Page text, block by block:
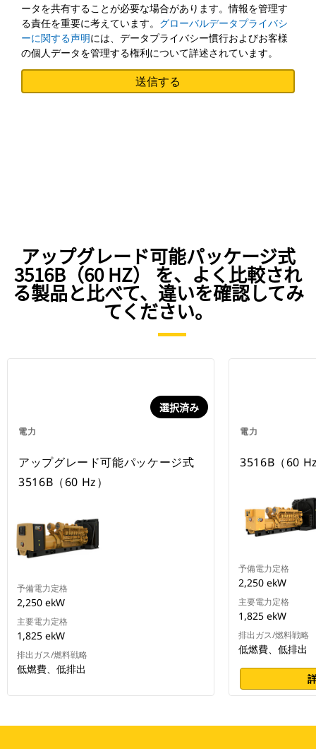
ータを共有することが必要な場合があります。情報を管理す
る責任を重要に考えています。 グローバルデータプライバシ
ーに関する声明には、データプライバシー慣行およびお客様
の個人データを管理する権利について詳述されています。
アップグレード可能パッケージ式
3516B（60 HZ） を、よく比較され
る製品と比べて、違いを確認してみ
てください。
電力
選択済み
アップグレード可能パッケージ式
3516B（60 Hz）
予備電力定格
2,250 ekW
主要電力定格
1,825 ekW
排出ガス/燃料戦略
低燃費、低排出
電力
3516B（60
予備電力定格
2,250 ekW
主要電力定格
1,825 ekW
排出ガス/燃料戦略
低燃費、低排出